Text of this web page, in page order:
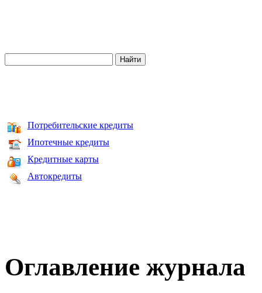
Потребительские кредиты
Ипотечные кредиты
Кредитные карты
Автокредиты
Оглавление журнала